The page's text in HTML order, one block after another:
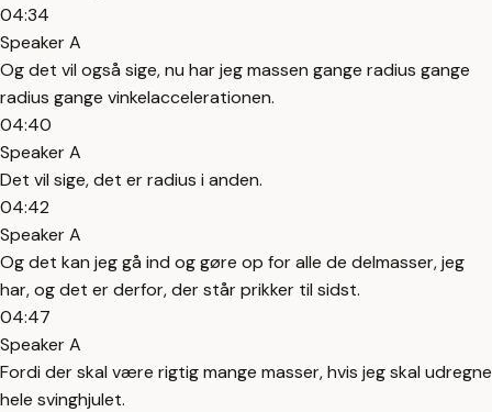
04:34
Speaker A
Og det vil også sige, nu har jeg massen gange radius gange
radius gange vinkelaccelerationen.
04:40
Speaker A
Det vil sige, det er radius i anden.
04:42
Speaker A
Og det kan jeg gå ind og gøre op for alle de delmasser, jeg
har, og det er derfor, der står prikker til sidst.
04:47
Speaker A
Fordi der skal være rigtig mange masser, hvis jeg skal udregne
hele svinghjulet.